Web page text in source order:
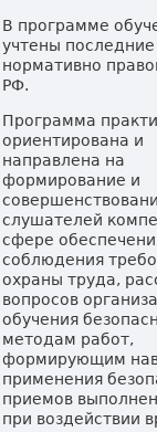
В программе
учтены
нормативно
РФ.
Программа
ориентирована и
направлена на
формирование и
слушателей
сфере
соблюдения
охраны труда,
вопросов
обучения
методам работ,
формирующим
применения
приемов
при воздействии